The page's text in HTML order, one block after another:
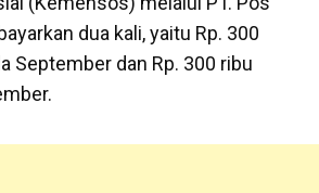
dua kali, yaitu Rp. 300
September dan Rp. 300 ribu